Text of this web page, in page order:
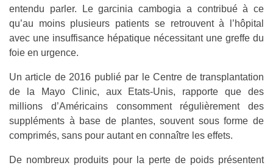
entendu parler. Le garcinia cambogia a contribué à ce
qu’au moins plusieurs patients se retrouvent à l’hôpital
avec une insuffisance hépatique nécessitant une greffe du
foie en urgence.
Un article de 2016 publié par le Centre de transplantation
de la Mayo Clinic, aux Etats-Unis, rapporte que des
millions d’Américains consomment régulièrement des
suppléments à base de plantes, souvent sous forme de
comprimés, sans pour autant en connaître les effets.
De nombreux produits pour la perte de poids présentent